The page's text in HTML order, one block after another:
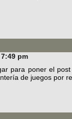
pm
para poner el
de juegos por